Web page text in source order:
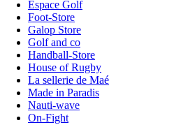
Espace Golf
Foot-Store
Galop Store
Golf and co
Handball-Store
House of Rugby
La sellerie de Maé
Made in Paradis
Nauti-wave
On-Fight